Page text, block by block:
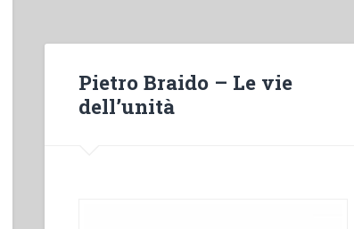
e
pericolosi:
pedagogia,
Pietro Braido – Le vie
dell’unità